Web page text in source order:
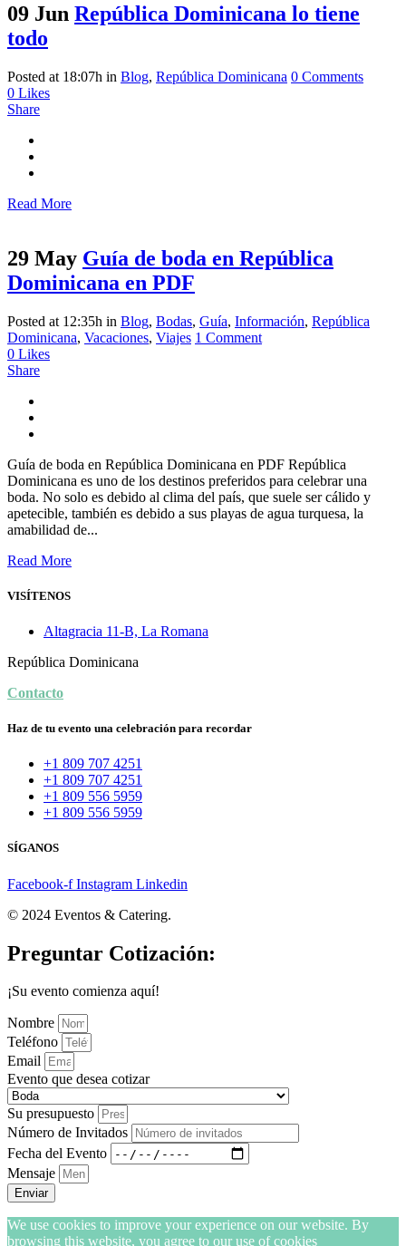
09 Jun República Dominicana lo tiene
todo
Posted at 18:07h in Blog, República Dominicana 0 Comments
0 Likes
Share
Read More
29 May Guía de boda en República
Dominicana en PDF
Posted at 12:35h in Blog, Bodas, Guía, Información, República
Dominicana, Vacaciones, Viajes 1 Comment
0 Likes
Share
Guía de boda en República Dominicana en PDF República
Dominicana es uno de los destinos preferidos para celebrar una
boda. No solo es debido al clima del país, que suele ser cálido y
apetecible, también es debido a sus playas de agua turquesa, la
amabilidad de...
Read More
VISÍTENOS
Altagracia 11-B, La Romana
República Dominicana
Contacto
Haz de tu evento una celebración para recordar
+1 809 707 4251
+1 809 707 4251
+1 809 556 5959
+1 809 556 5959
SÍGANOS
Facebook-f Instagram Linkedin
© 2024 Eventos & Catering.
Preguntar Cotización:
¡Su evento comienza aquí!
Nombre
Teléfono
Email
Evento que desea cotizar
Su presupuesto
Número de Invitados
Fecha del Evento
Mensaje
Enviar
We use cookies to improve your experience on our website. By
browsing this website, you agree to our use of cookies